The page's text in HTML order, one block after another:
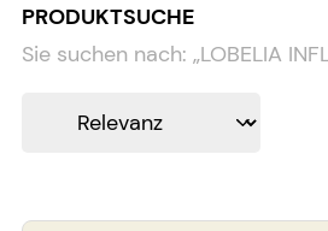
PRODUKTSUCHE
Sie suchen nach: „LOBELIA